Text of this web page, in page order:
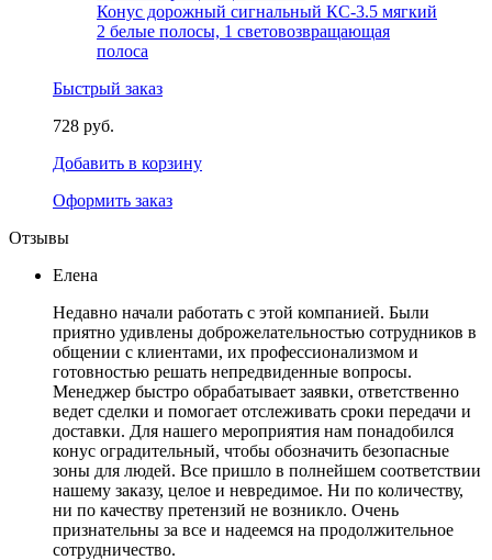
Конус дорожный сигнальный КС-3.5 мягкий
2 белые полосы, 1 световозвращающая
полоса
Быстрый заказ
728 руб.
Добавить в корзину
Оформить заказ
Отзывы
Елена
Недавно начали работать с этой компанией. Были
приятно удивлены доброжелательностью сотрудников в
общении с клиентами, их профессионализмом и
готовностью решать непредвиденные вопросы.
Менеджер быстро обрабатывает заявки, ответственно
ведет сделки и помогает отслеживать сроки передачи и
доставки. Для нашего мероприятия нам понадобился
конус оградительный, чтобы обозначить безопасные
зоны для людей. Все пришло в полнейшем соответствии
нашему заказу, целое и невредимое. Ни по количеству,
ни по качеству претензий не возникло. Очень
признательны за все и надеемся на продолжительное
сотрудничество.